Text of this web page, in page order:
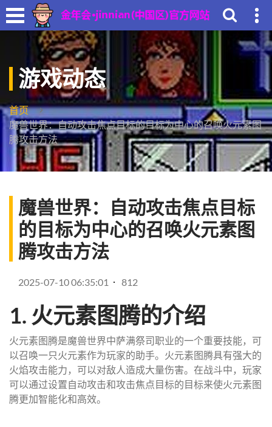
游戏动态
首页
魔兽世界：自动攻击焦点目标的目标为中心的召唤火元素图
腾攻击方法
魔兽世界：自动攻击焦点目标
的目标为中心的召唤火元素图
腾攻击方法
2025-07-10 06:35:01 812
1. 火元素图腾的介绍
火元素图腾是魔兽世界中萨满祭司职业的一个重要技能，可
以召唤一只火元素作为玩家的助手。火元素图腾具有强大的
火焰攻击能力，可以对敌人造成大量伤害。在战斗中，玩家
可以通过设置自动攻击和攻击焦点目标的目标来使火元素图
腾更加智能化和高效。